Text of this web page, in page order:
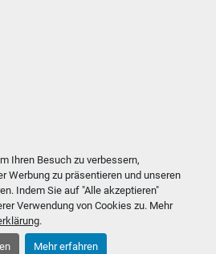
Ihren Besuch zu verbessern,
Werbung zu präsentieren und unseren
Indem Sie auf "Alle akzeptieren"
Verwendung von Cookies zu. Mehr
.
Mehr erfahren